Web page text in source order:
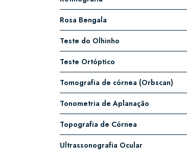
Rosa Bengala
Teste do Olhinho
Teste Ortóptico
Tomografia de córnea (Orbscan)
Tonometria de Aplanação
Topografia de Córnea
Ultrassonografia Ocular